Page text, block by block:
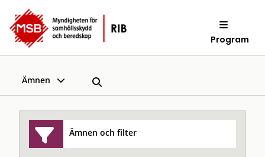
Program
Ämnen
Ämnen och filter